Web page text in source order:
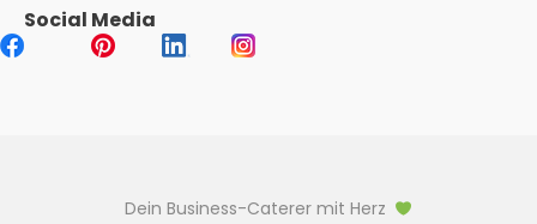
Social Media
Dein Business-Caterer mit Herz